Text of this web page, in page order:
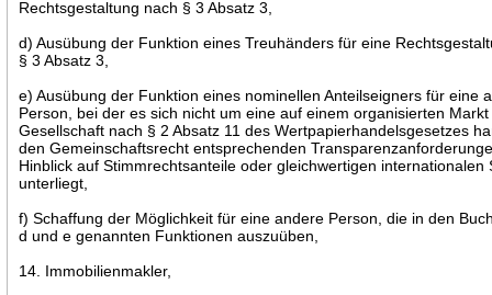
Rechtsgestaltung nach § 3 Absatz 3,
d) Ausübung der Funktion eines Treuhänders für eine
§ 3 Absatz 3,
e) Ausübung der Funktion eines nominellen Anteilseigners für eine
Person, bei der es sich nicht um eine auf einem organisierten
Gesellschaft nach § 2 Absatz 11 des Wertpapierhandelsgesetzes
den Gemeinschaftsrecht entsprechenden
Hinblick auf Stimmrechtsanteile oder gleichwertigen internationalen
unterliegt,
f) Schaffung der Möglichkeit für eine andere Person, die in den
d und e genannten Funktionen auszuüben,
14. Immobilienmakler,